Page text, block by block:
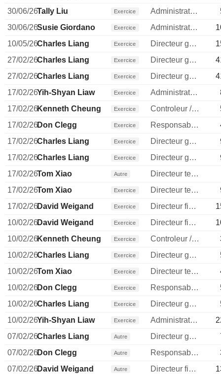
30/06/26Tally Liu Exercice Administrateur
30/06/26Susie Giordano Exercice Administrateur
10/05/26Charles Liang Exercice Directeur general
27/02/26Charles Liang Exercice Directeur general
27/02/26Charles Liang Exercice Directeur general
17/02/26Yih-Shyan Liaw Exercice Administrateur
17/02/26Kenneth Cheung Exercice Controleur / auditeur
17/02/26Don Clegg Exercice Responsable ventes & marketing
17/02/26Charles Liang Exercice Directeur general
17/02/26Charles Liang Exercice Directeur general
17/02/26Tom Xiao Autre
Directeur technique
17/02/26Tom Xiao Exercice Directeur technique
17/02/26David Weigand Exercice Directeur financier
10/02/26David Weigand Exercice Directeur financier
10/02/26Kenneth Cheung Exercice Controleur / auditeur
10/02/26Charles Liang Exercice Directeur general
10/02/26Tom Xiao Exercice Directeur technique
10/02/26Don Clegg Exercice Responsable ventes & marketing
10/02/26Charles Liang Exercice Directeur general
10/02/26Yih-Shyan Liaw Exercice Administrateur
07/02/26Charles Liang Autre Directeur general
07/02/26Don Clegg Autre Responsable ventes & marketing
07/02/26David Weigand Autre Directeur financier